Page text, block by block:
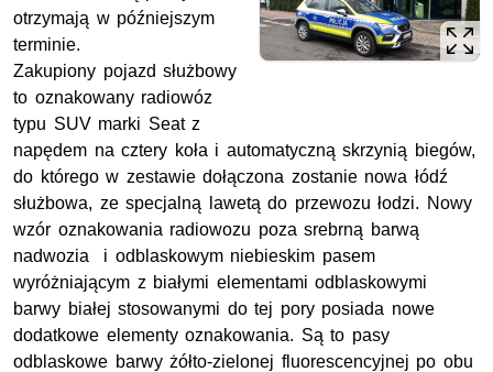
otrzymają w późniejszym
terminie.
Zakupiony pojazd służbowy
to oznakowany radiowóz
typu SUV marki Seat z
napędem na cztery koła i automatyczną skrzynią biegów,
do którego w zestawie dołączona zostanie nowa łódź
służbowa, ze specjalną lawetą do przewozu łodzi. Nowy
wzór oznakowania radiowozu poza srebrną barwą
nadwozia i odblaskowym niebieskim pasem
wyróżniającym z białymi elementami odblaskowymi
barwy białej stosowanymi do tej pory posiada nowe
dodatkowe elementy oznakowania. Są to pasy
odblaskowe barwy żółto-zielonej fluorescencyjnej po obu